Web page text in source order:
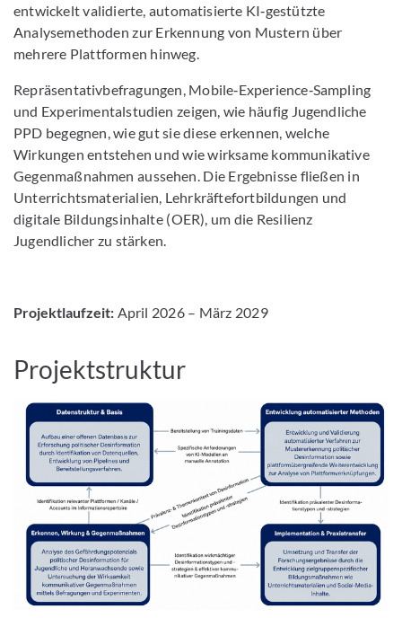
entwickelt validierte, automatisierte KI‑gestützte
Analysemethoden zur Erkennung von Mustern über
mehrere Plattformen hinweg.
Repräsentativbefragungen, Mobile‑Experience‑Sampling
und Experimentalstudien zeigen, wie häufig Jugendliche
PPD begegnen, wie gut sie diese erkennen, welche
Wirkungen entstehen und wie wirksame kommunikative
Gegenmaßnahmen aussehen. Die Ergebnisse fließen in
Unterrichtsmaterialien, Lehrkräftefortbildungen und
digitale Bildungsinhalte (OER), um die Resilienz
Jugendlicher zu stärken.
Projektlaufzeit: April 2026 – März 2029
Projektstruktur